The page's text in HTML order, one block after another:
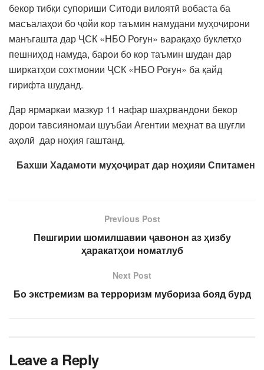
бекор тибқи супориши Ситоди вилоятӣ вобаста ба
масъалаҳои бо ҷойи кор таъмин намудани муҳоҷирони
манъгашта дар ҶСК «НБО Роғун» варақаҳо буклетҳо
пешниҳод намуда, барои бо кор таъмин шудан дар
ширкатҳои сохтмонии ҶСК «НБО Роғун» ба қайд
гирифта шуданд.
Дар ярмаркаи мазкур 11 нафар шаҳрвандони бекор
дорои тавсияномаи шуъбаи Агентии меҳнат ва шуғли
аҳолӣ дар ноҳия гаштанд.
Бахши Хадамоти муҳоҷират дар ноҳияи Спитамен
Previous Post
Пешгирии шомилшавии ҷавонон аз ҳизбу
ҳаракатҳои номатлуб
Next Post
Бо экстремизм ва терроризм мубориза бояд бурд
Leave a Reply